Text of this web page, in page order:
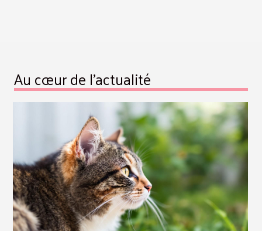
Au cœur de l'actualité